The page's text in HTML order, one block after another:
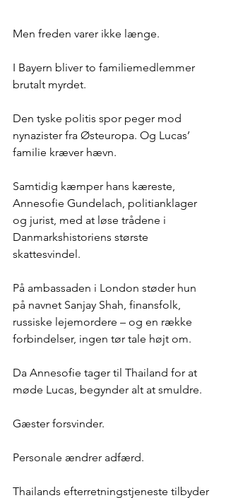
Men freden varer ikke længe.
I Bayern bliver to familiemedlemmer
brutalt myrdet.
Den tyske politis spor peger mod
nynazister fra Østeuropa. Og Lucas’
familie kræver hævn.
Samtidig kæmper hans kæreste,
Annesofie Gundelach, politianklager
og jurist, med at løse trådene i
Danmarkshistoriens største
skattesvindel.
På ambassaden i London støder hun
på navnet Sanjay Shah, finansfolk,
russiske lejemordere – og en række
forbindelser, ingen tør tale højt om.
Da Annesofie tager til Thailand for at
møde Lucas, begynder alt at smuldre.
Gæster forsvinder.
Personale ændrer adfærd.
Thailands efterretningstjeneste tilbyder